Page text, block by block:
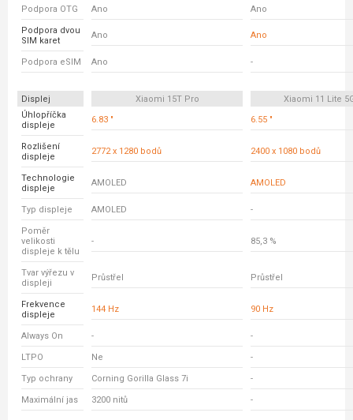
Podpora OTG Ano Ano
Podpora dvou
SIM karet
Ano Ano
Podpora eSIM Ano -
Displej Xiaomi 15T Pro
Xiaomi 11 Lite
Úhlopříčka
displeje
6.83 " 6.55 "
Rozlišení
displeje
2772 x 1280 bodů 2400 x 1080 bodů
Technologie
displeje
AMOLED AMOLED
Typ displeje AMOLED -
Poměr
velikosti
displeje k tělu
- 85,3 %
Tvar výřezu v
displeji
Průstřel Průstřel
Frekvence
displeje
144 Hz 90 Hz
Always On - -
LTPO Ne -
Typ ochrany Corning Gorilla Glass 7i -
Maximální jas 3200 nitů -